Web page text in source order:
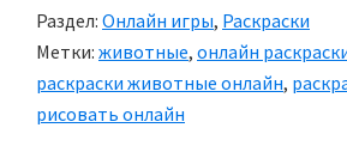
Раздел: Онлайн игры, Раскраски
Метки: животные, онлайн
раскраски животные онлайн,
рисовать онлайн